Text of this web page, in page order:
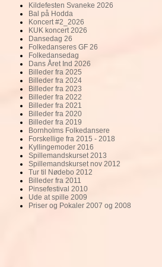
Kildefesten Svaneke 2026
Bal på Hodda
Koncert #2_2026
KUK koncert 2026
Dansedag 26
Folkedanseres GF 26
Folkedansedag
Dans Året Ind 2026
Billeder fra 2025
Billeder fra 2024
Billeder fra 2023
Billeder fra 2022
Billeder fra 2021
Billeder fra 2020
Billeder fra 2019
Bornholms Folkedansere
Forskellige fra 2015 - 2018
Kyllingemoder 2016
Spillemandskurset 2013
Spillemandskurset nov 2012
Tur til Nødebo 2012
Billeder fra 2011
Pinsefestival 2010
Ude at spille 2009
Priser og Pokaler 2007 og 2008